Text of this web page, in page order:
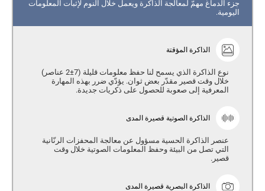
جزء الدماغ مهمّ لمعالجة الذاكرة ويعمل خلال النوم لإثبات المعلومات
اليومية.
الذاكرة المؤقتة
نوع الذاكرة الذي يسمح لنا حفظ معلومات قليلة (7±2 عناصر)
خلال وقت قصير مقدّر بعض ثوان. يؤدّي ضرر بهذه المهارة
المعرفية إلى صعوبة للحصول على ذكريات جديدة.
الذاكرة الصوتية قصيرة المدى
عنصر الذاكرة الحسية مسؤول عن معالجة المحفزات الرنّانية
التي تصل من البيئة وحفظ المعلومات الصوتية خلال وقت
قصير.
الذاكرة البصرية قصيرة المدى